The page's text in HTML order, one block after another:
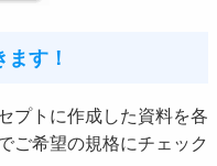
す！
プトに作成した資料を各
ご希望の規格にチェック